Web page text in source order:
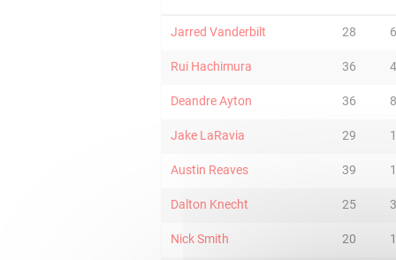
Jarred Vanderbilt 28
Rui Hachimura 36
Deandre Ayton 36
Jake LaRavia 29
Austin Reaves 39
Dalton Knecht 25
Nick Smith 20